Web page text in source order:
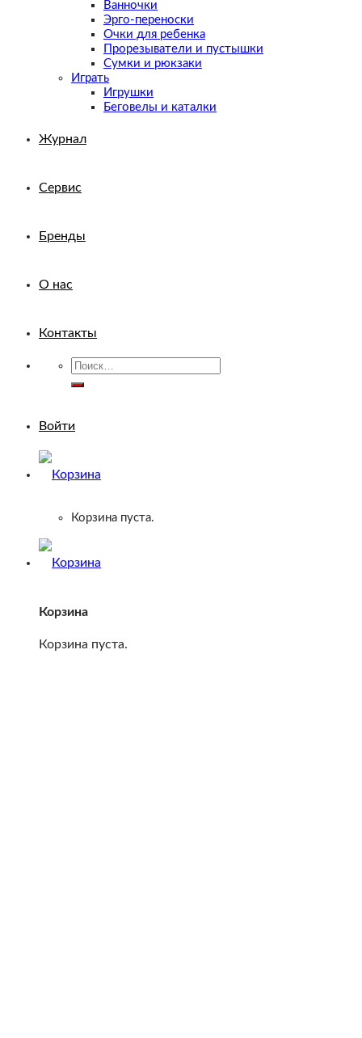
Ванночки
Эрго-переноски
Очки для ребенка
Прорезыватели и пустышки
Сумки и рюкзаки
Играть
Игрушки
Беговелы и каталки
Журнал
Сервис
Бренды
О нас
Контакты
Искать:
Войти
Корзина пуста.
Корзина
Корзина пуста.